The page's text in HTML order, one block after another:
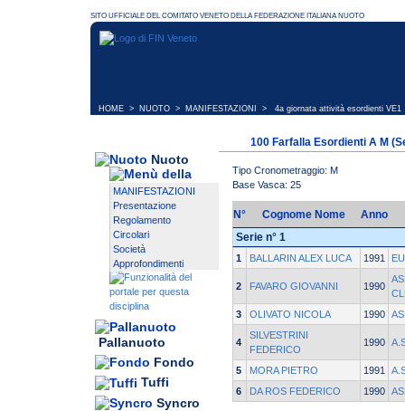
HOME > NUOTO > MANIFESTAZIONI > 4a giornata attività esordienti VE1
Nuoto
MANIFESTAZIONI
Presentazione
Regolamento
Circolari
Società
Approfondimenti
Pallanuoto
Fondo
Tuffi
Syncro
100 Farfalla Esordienti A M
Tipo Cronometraggio: M
Base Vasca: 25
N° Cognome Nome
Anno
Serie n° 1
1 BALLARIN ALEX LUCA 1991
2 FAVARO GIOVANNI 1990
3
OLIVATO NICOLA 1990
4
SILVESTRINI
FEDERICO
1990
5 MORA PIETRO 1991
6
DA ROS FEDERICO 1990